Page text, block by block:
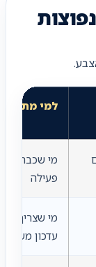
למי
מי שכבר
פעילה
מי שצריך
עדכון